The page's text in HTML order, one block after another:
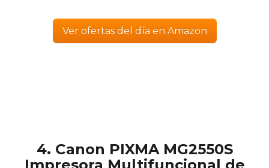
Ver ofertas del día en Amazon
4. Canon PIXMA MG2550S